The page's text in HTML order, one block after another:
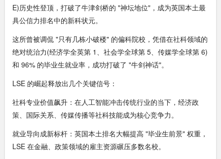
E)历史性登顶，打破了牛津剑桥的 "神坛地位"，成为英国本土最
具公信力排名中的新科状元。
这所曾被调侃 "只有几栋小破楼" 的偏科院校，凭借在社科领域的
绝对统治力(经济学全英第 1、社会学全球第 5、传媒学全球第 6)
和 96% 的毕业生就业率，成功打破了 "牛剑神话"。
LSE 的崛起释放出几个关键信号：
社科专业价值飙升：在人工智能冲击传统行业的当下，经济政
策、国际关系、传媒传播等社科技能成为核心竞争力。
就业导向成新标杆：英国本土排名大幅提高 "毕业生前景" 权重，
LSE 在金融、政策领域的雇主资源碾压多数名校。